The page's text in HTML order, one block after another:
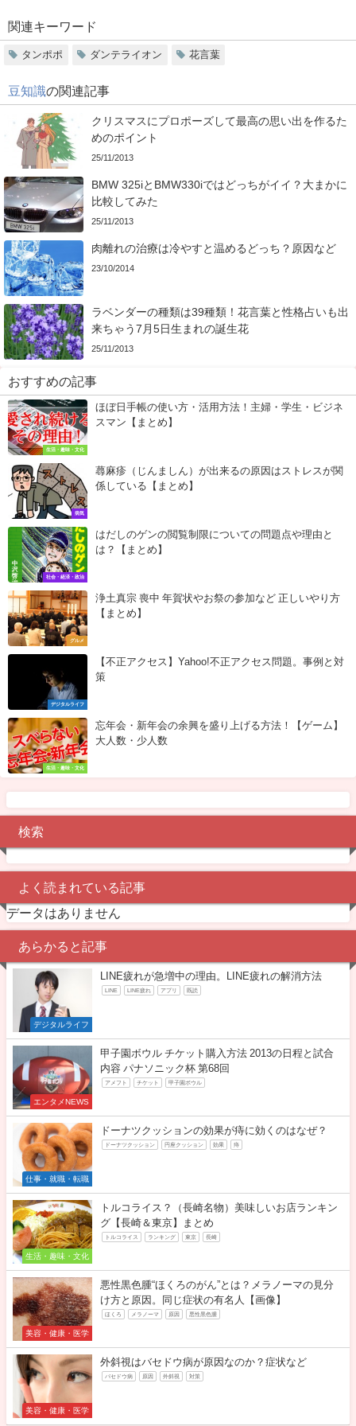
関連キーワード
タンポポ ダンテライオン 花言葉
豆知識の関連記事
クリスマスにプロポーズして最高の思い出を作るた
めのポイント
25/11/2013
BMW 325iとBMW330iではどっちがイイ？大まかに
比較してみた
25/11/2013
肉離れの治療は冷やすと温めるどっち？原因など
23/10/2014
ラベンダーの種類は39種類！花言葉と性格占いも出
来ちゃう7月5日生まれの誕生花
25/11/2013
おすすめの記事
生活・趣味・文化
ほぼ日手帳の使い方・活用方法！主婦・学生・ビジネ
スマン【まとめ】
病気
蕁麻疹（じんましん）が出来るの原因はストレスが関
係している【まとめ】
社会・経済・政治
はだしのゲンの閲覧制限についての問題点や理由と
は？【まとめ】
グルメ
浄土真宗 喪中 年賀状やお祭の参加など 正しいやり方
【まとめ】
デジタルライフ
【不正アクセス】Yahoo!不正アクセス問題。事例と対
策
生活・趣味・文化
忘年会・新年会の余興を盛り上げる方法！【ゲーム】
大人数・少人数
検索
よく読まれている記事
データはありません
あらかると記事
デジタルライフ
LINE疲れが急増中の理由。LINE疲れの解消方法
LINE LINE疲れ アプリ 既読
エンタメNEWS
甲子園ボウル チケット購入方法 2013の日程と試合
内容 パナソニック杯 第68回
アメフト チケット 甲子園ボウル
仕事・就職・転職
ドーナツクッションの効果が痔に効くのはなぜ？
ドーナツクッション 円座クッション 効果 痔
生活・趣味・文化
トルコライス？（長崎名物）美味しいお店ランキン
グ【長崎＆東京】まとめ
トルコライス ランキング 東京 長崎
美容・健康・医学
悪性黒色腫“ほくろのがん”とは？メラノーマの見分
け方と原因。同じ症状の有名人【画像】
ほくろ メラノーマ 原因 悪性黒色腫
美容・健康・医学
外斜視はバセドウ病が原因なのか？症状など
バセドウ病 原因 外斜視 対策